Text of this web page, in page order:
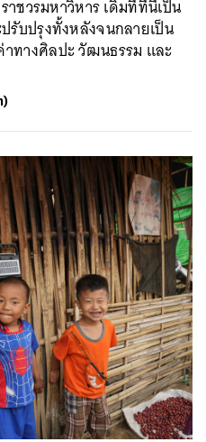
ชวรมหาวิหาร เดิมทีที่นี่เป็น
บปรุงทั้งหลังจนกลายเป็น
างศิลปะ วัฒนธรรม และ